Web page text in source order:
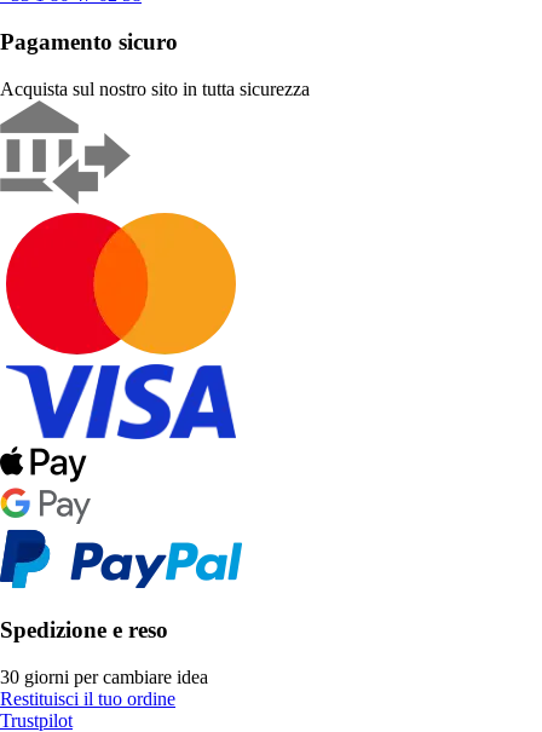
Pagamento sicuro
Acquista sul nostro sito in tutta sicurezza
Spedizione e reso
30 giorni per cambiare idea
Restituisci il tuo ordine
Trustpilot